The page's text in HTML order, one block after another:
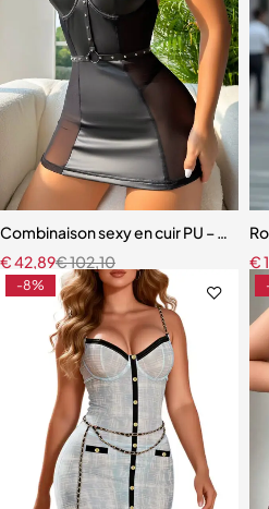
Combinaison sexy en cuir PU – Col
€102,10
€42,89 €
-8%